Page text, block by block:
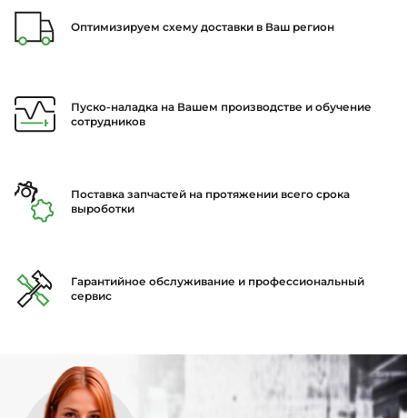
Оптимизируем схему доставки в Ваш регион
Пуско-наладка на Вашем производстве и обучение
сотрудников
Поставка запчастей на протяжении всего срока
выроботки
Гарантийное обслуживание и профессиональный
сервис